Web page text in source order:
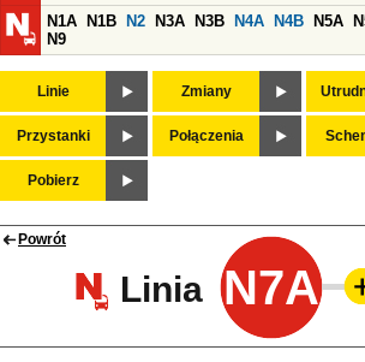
N1A
N1B N2 N3A N3B N4A N4B N5A
N9
Linie Zmiany
Przystanki Połączenia
Pobierz
Powrót
Linia N7A